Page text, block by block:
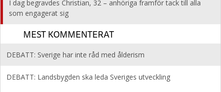
I dag begravdes Christian, 32 – anhöriga framför tack till alla
som engagerat sig
MEST KOMMENTERAT
DEBATT: Sverige har inte råd med ålderism
DEBATT: Landsbygden ska leda Sveriges utveckling